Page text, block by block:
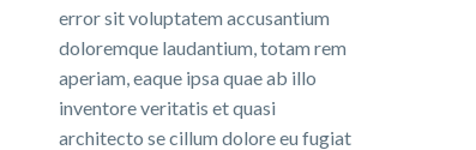
error sit voluptatem accusantium
doloremque laudantium, totam rem
aperiam, eaque ipsa quae ab illo
inventore veritatis et quasi
architecto se cillum dolore eu fugiat